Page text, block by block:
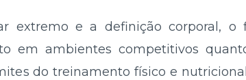
extremo e a definição corporal, o
em ambientes competitivos
do treinamento físico e